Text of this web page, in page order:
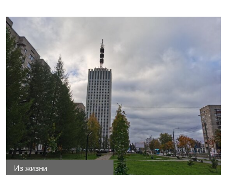
Из жизни